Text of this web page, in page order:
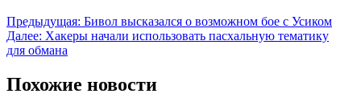
Предыдущая: Бивол высказался о возможном бое с Усиком
Далее: Хакеры начали использовать пасхальную тематику
для обмана
Похожие новости